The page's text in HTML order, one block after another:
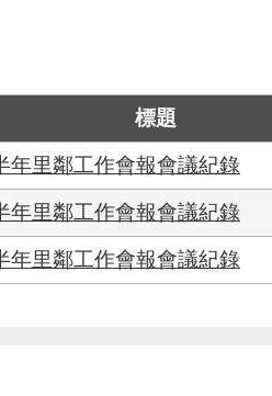
標題
年里鄰工作會報會議紀錄
年里鄰工作會報會議紀錄
年里鄰工作會報會議紀錄